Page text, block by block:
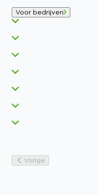
Voor bedrijven
Vorige